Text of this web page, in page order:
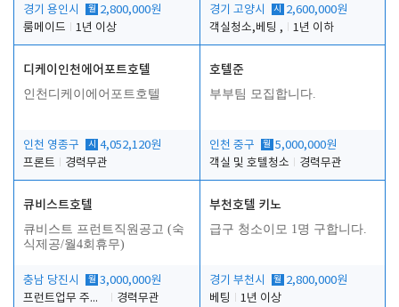
경기 용인시 월 2,800,000원
룸메이드
1년 이상
경기 고양시 시
2,600,000원
객실청소,베팅 ,
1년 이하
디케이인천에어포트호텔
인천디케이에어포트호텔
인천 영종구 시 4,052,120원
프론트
경력무관
호텔준
부부팀 모집합니다.
인천 중구 월 5,000,000원
객실 및 호텔청소
경력무관
큐비스트호텔
큐비스트 프런트직원공고 (숙
식제공/월4회휴무)
충남 당진시 월 3,000,000원
프런트업무 주간, 야간
경력무관
부천호텔 키노
급구 청소이모 1명 구합니다.
경기 부천시 월 2,800,000원
베팅
1년 이상